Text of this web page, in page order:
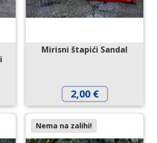
Mirisni štapići Sandal
2,00 €
Nema na zalihi!